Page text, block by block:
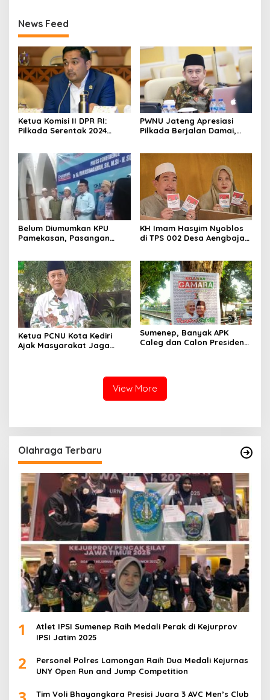
News Feed
Ketua Komisi II DPR RI:
Pilkada Serentak 2024
PWNU Jateng Apresiasi
Pilkada Berjalan Damai,
Belum Diumumkan KPU
Pamekasan, Pasangan
KH Imam Hasyim Nyoblos
di TPS 002 Desa Aengbaja
Ketua PCNU Kota Kediri
Ajak Masyarakat Jaga
Sumenep, Banyak APK
Caleg dan Calon Presiden
View More
Olahraga Terbaru
1
Atlet IPSI Sumenep Raih Medali Perak di Kejurprov
IPSI Jatim 2025
2
Personel Polres Lamongan Raih Dua Medali Kejurnas
UNY Open Run and Jump Competition
Tim Voli Bhayangkara Presisi Juara 3 AVC Men’s Club